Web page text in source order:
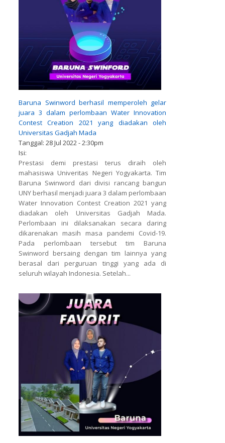
Baruna Swinword berhasil memperoleh gelar
juara 3 dalam perlombaan Water Innovation
Contest Creation 2021 yang diadakan oleh
Universitas Gadjah Mada
Tanggal: 28 Jul 2022 - 2:30pm
Isi:
Prestasi demi prestasi terus diraih oleh
mahasiswa Univeritas Negeri Yogyakarta. Tim
Baruna Swinword dari divisi rancang bangun
UNY berhasil menjadi juara 3 dalam perlombaan
Water Innovation Contest Creation 2021 yang
diadakan oleh Universitas Gadjah Mada.
Perlombaan ini dilaksanakan secara daring
dikarenakan masih masa pandemi Covid-19.
Pada perlombaan tersebut tim Baruna
Swinword bersaing dengan tim lainnya yang
berasal dari perguruan tinggi yang ada di
seluruh wilayah Indonesia. Setelah...